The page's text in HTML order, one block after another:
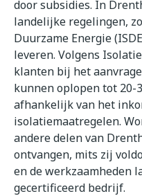
door subsidies. In
landelijke regelingen,
Duurzame Energie
leveren. Volgens
klanten bij het
kunnen oplopen tot 20-
afhankelijk van het
isolatiemaatregelen.
andere delen van
ontvangen, mits zij
en de werkzaamheden
gecertificeerd bedrijf.